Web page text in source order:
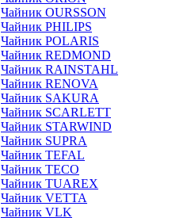
Чайник OURSSON
Чайник PHILIPS
Чайник POLARIS
Чайник REDMOND
Чайник RAINSTAHL
Чайник RENOVA
Чайник SAKURA
Чайник SCARLETT
Чайник STARWIND
Чайник SUPRA
Чайник TEFAL
Чайник TECO
Чайник TUAREX
Чайник VETTA
Чайник VLK